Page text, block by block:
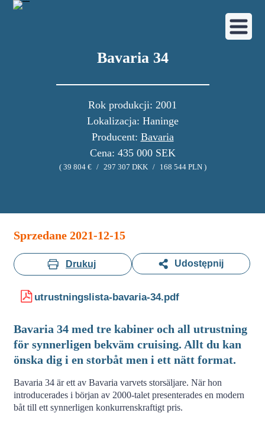
Bavaria 34
Rok produkcji: 2001
Lokalizacja: Haninge
Producent: Bavaria
Cena: 435 000 SEK
( 39 804 € / 297 307 DKK / 168 544 PLN )
Sprzedane 2021-12-15
Drukuj Udostępnij
utrustningslista-bavaria-34.pdf
Bavaria 34 med tre kabiner och all utrustning
för synnerligen bekväm cruising. Allt du kan
önska dig i en storbåt men i ett nätt format.
Bavaria 34 är ett av Bavaria varvets storsäljare. När hon
introducerades i början av 2000-talet presenterades en modern
båt till ett synnerligen konkurrenskraftigt pris.